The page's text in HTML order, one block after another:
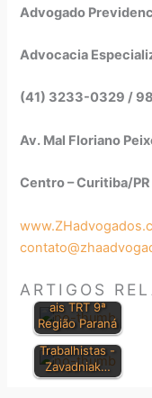
Advogado
Advocacia
(41) 3233-0329 /
Av. Mal Floriano
Centro – Curitiba/
ARTIGOS
Jurisprudenci
ais TRT 9ª
Região Paraná
Dúvidas sobre
Direitos
Trabalhistas -
Zavadniak…